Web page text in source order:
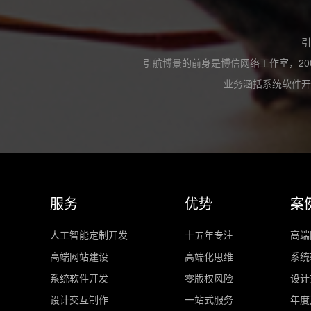
引航博景的前身是博信网络工作室，
业务涵括系统软件
服务
人工智能定制开发
高端网站建设
系统软件开发
设计交互制作
优势
十五年专注
高端化思维
零版权风险
一站式服务
案
高
系
设
年